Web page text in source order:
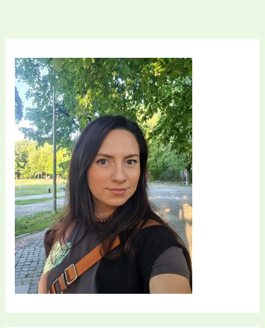
vor
aduce
noroc,
prosperitate
si
fericire
in
noul
an